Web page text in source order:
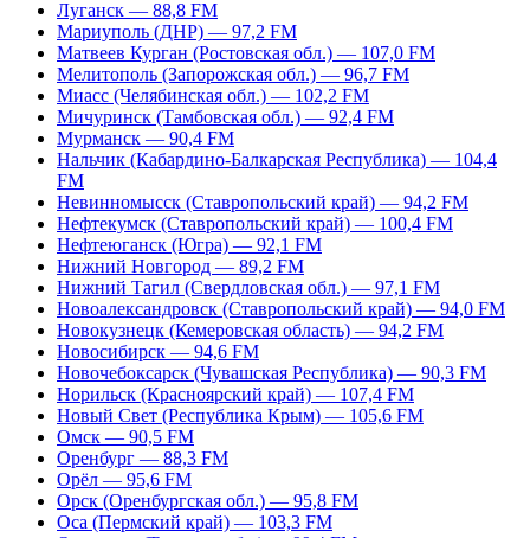
Луганск — 88,8 FM
Мариуполь (ДНР) — 97,2 FM
Матвеев Курган (Ростовская обл.) — 107,0 FM
Мелитополь (Запорожская обл.) — 96,7 FM
Миасс (Челябинская обл.) — 102,2 FM
Мичуринск (Тамбовская обл.) — 92,4 FM
Мурманск — 90,4 FM
Нальчик (Кабардино-Балкарская Республика) — 104,4
FM
Невинномысск (Ставропольский край) — 94,2 FM
Нефтекумск (Ставропольский край) — 100,4 FM
Нефтеюганск (Югра) — 92,1 FM
Нижний Новгород — 89,2 FM
Нижний Тагил (Свердловская обл.) — 97,1 FM
Новоалександровск (Ставропольский край) — 94,0 FM
Новокузнецк (Кемеровская область) — 94,2 FM
Новосибирск — 94,6 FM
Новочебоксарск (Чувашская Республика) — 90,3 FM
Норильск (Красноярский край) — 107,4 FM
Новый Свет (Республика Крым) — 105,6 FM
Омск — 90,5 FM
Оренбург — 88,3 FM
Орёл — 95,6 FM
Орск (Оренбургская обл.) — 95,8 FM
Оса (Пермский край) — 103,3 FM